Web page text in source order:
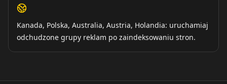
Kanada, Polska, Australia, Austria, Holandia: uruchamiaj
odchudzone grupy reklam po zaindeksowaniu stron.